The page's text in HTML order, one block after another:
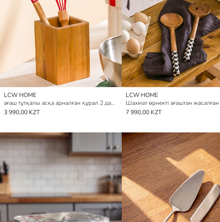
LCW HOME
ағаш тұтқалы асқа арналған құрал 2 данадан тұратын pack
3 990,00 KZT
LCW HOME
7 990,00 KZT